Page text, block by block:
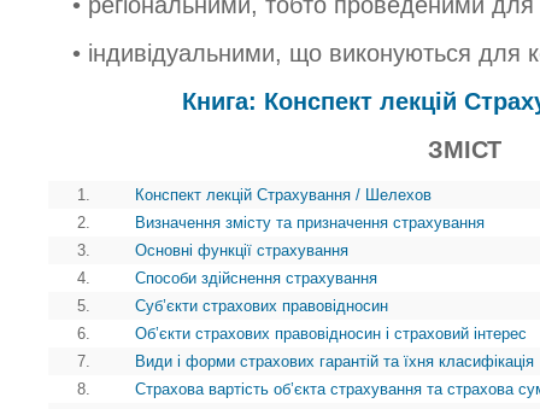
• індивідуальними, що виконуються для
Книга: Конспект лекцій
ЗМІСТ
1.
Конспект лекцій Страхування / Шелехов
2.
Визначення змісту та призначення страхування
3.
Основні функції страхування
4.
Способи здійснення страхування
5.
Суб’єкти страхових правовідносин
6.
Об’єкти страхових правовідносин і страховий інтерес
7.
Види і форми страхових гарантій та їхня класифікація
8.
Страхова вартість об’єкта страхування та страхова